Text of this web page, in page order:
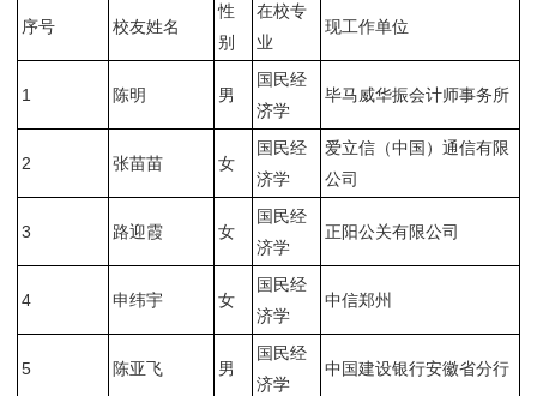
序号 校友姓名
性
别
在校专
业
现工作单位
1 陈明 男
国民经
济学
毕马威华振会计师事务所
2 张苗苗 女
国民经
济学
爱立信（中国）通信有限
公司
3 路迎霞 女
国民经
济学
正阳公关有限公司
4 申纬宇 女
国民经
济学
中信郑州
5 陈亚飞 男
国民经
济学
中国建设银行安徽省分行